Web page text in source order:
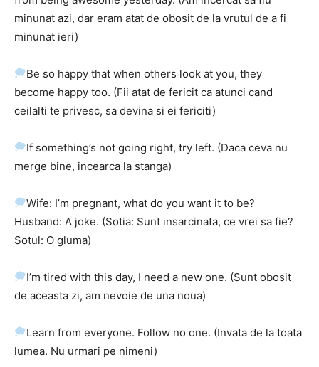
minunat azi, dar eram atat de obosit de la vrutul de a fi
minunat ieri)
Be so happy that when others look at you, they
become happy too. (Fii atat de fericit ca atunci cand
ceilalti te privesc, sa devina si ei fericiti)
If something’s not going right, try left. (Daca ceva nu
merge bine, incearca la stanga)
Wife: I’m pregnant, what do you want it to be?
Husband: A joke. (Sotia: Sunt insarcinata, ce vrei sa fie?
Sotul: O gluma)
I’m tired with this day, I need a new one. (Sunt obosit
de aceasta zi, am nevoie de una noua)
Learn from everyone. Follow no one. (Invata de la toata
lumea. Nu urmari pe nimeni)